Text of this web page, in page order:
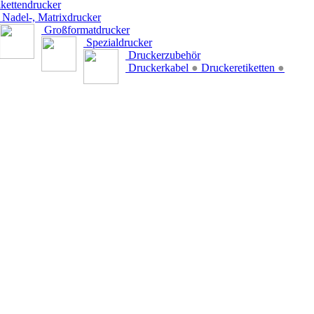
Nadel-, Matrixdrucker
Großformatdrucker
Spezialdrucker
Druckerzubehör
Druckerkabel ● Druckeretiketten ●